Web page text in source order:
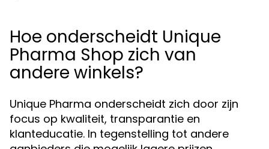
Hoe onderscheidt Unique
Pharma Shop zich van
andere winkels?
Unique Pharma onderscheidt zich door zijn
focus op kwaliteit, transparantie en
klanteducatie. In tegenstelling tot andere